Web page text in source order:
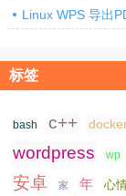
Linux WPS 导出
标签
bash c++
wordpress wp
安卓 家 年 心